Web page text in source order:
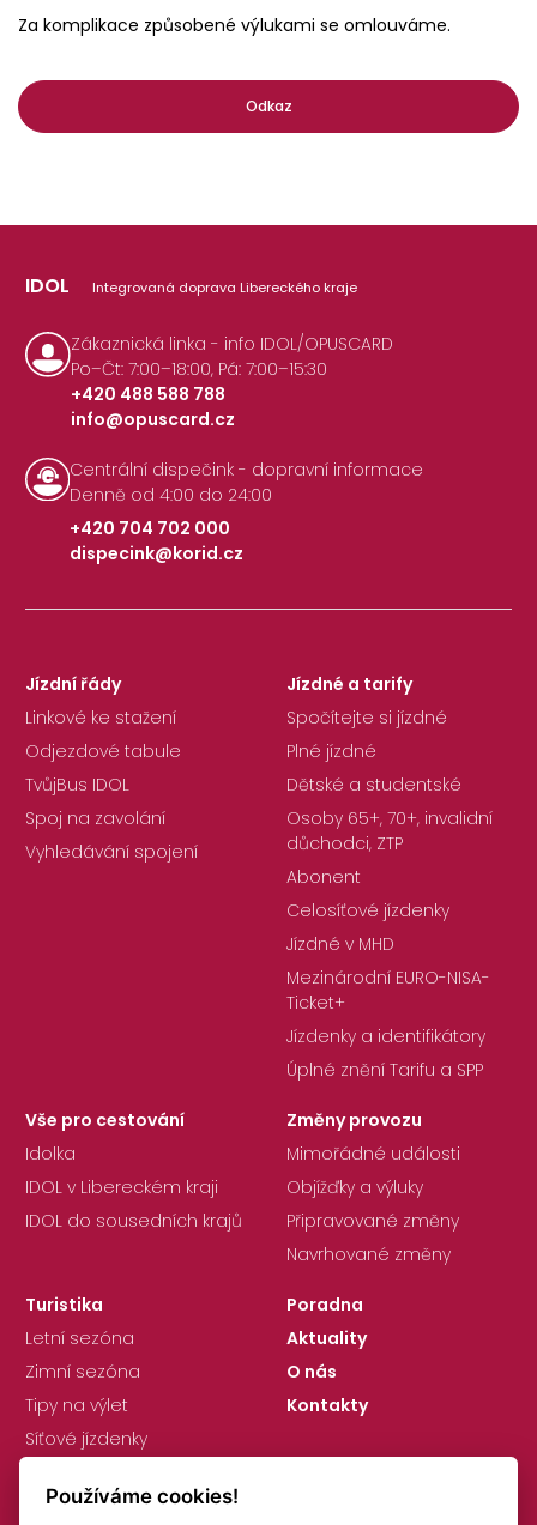
Za komplikace způsobené výlukami se omlouváme.
Odkaz
IDOL Integrovaná doprava Libereckého kraje
Zákaznická linka - info IDOL/OPUSCARD
Po–Čt: 7:00–18:00, Pá: 7:00–15:30
+420 488 588 788
|
info@opuscard.cz
Centrální dispečink - dopravní informace
Denně od 4:00 do 24:00
+420 704 702 000
|
dispecink@korid.cz
Jízdní řády
Linkové ke stažení
Odjezdové tabule
TvůjBus IDOL
Spoj na zavolání
Vyhledávání spojení
Jízdné a tarify
Spočítejte si jízdné
Plné jízdné
Dětské a studentské
Osoby 65+, 70+, invalidní
důchodci, ZTP
Abonent
Celosíťové jízdenky
Jízdné v MHD
Mezinárodní EURO-NISA-
Ticket+
Jízdenky a identifikátory
Úplné znění Tarifu a SPP
Vše pro cestování
Idolka
IDOL v Libereckém kraji
IDOL do sousedních krajů
Změny provozu
Mimořádné události
Objížďky a výluky
Připravované změny
Navrhované změny
Turistika
Letní sezóna
Zimní sezóna
Tipy na výlet
Síťové jízdenky
Poradna
Aktuality
O nás
Kontakty
Používáme cookies!